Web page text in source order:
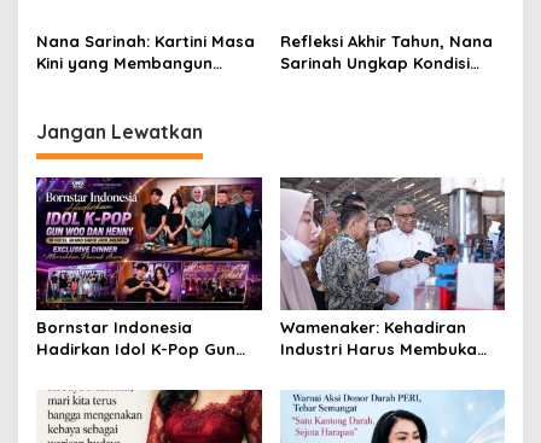
Indonesia
Berbagi
Nana Sarinah: Kartini Masa
Kini yang Membangun
Refleksi Akhir Tahun, Nana
Sarinah Ungkap Kondisi
Jangan Lewatkan
Bornstar Indonesia
Hadirkan Idol K-Pop Gun
Grand Sahid Jaya Jakarta,
Exclusive Dinner Meriahkan
Puncak Acara
Wamenaker: Kehadiran
Industri Harus Membuka
Warga Sekitar